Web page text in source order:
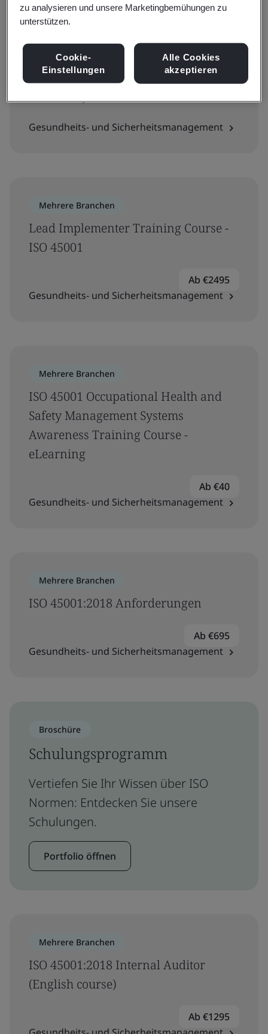
Mehrere Branchen
the workplace. Intervention,
prevention and support for people
Gesundheits- und Sicherheitsmanagement
Mehrere Branchen
Lead Implementer Training Course -
ISO 45001
Gesundheits- und Sicherheitsmanagement
Ab €2495
Mehrere Branchen
ISO 45001 Occupational Health and
Safety Management Systems
Awareness Training Course -
eLearning
Gesundheits- und Sicherheitsmanagement
Ab €40
Mehrere Branchen
ISO 45001:2018 Anforderungen
Gesundheits- und Sicherheitsmanagement
Ab €695
Broschüre
Schulungsprogramm
Vertiefen Sie Ihr Wissen über ISO
Normen: Entdecken Sie unsere
Schulungen.
Portfolio öffnen
Mehrere Branchen
ISO 45001:2018 Internal Auditor
(English course)
Ab €1295
zu analysieren und unsere Marketingbemühungen zu
unterstützen.
Cookie-
Einstellungen
Alle Cookies
akzeptieren